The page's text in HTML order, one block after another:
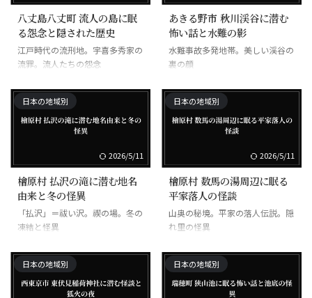
八丈島八丈町 流人の島に眠
る怨念と隠された歴史
江戸時代の流刑地。宇喜多秀家の
流罪。流人たちの怨念
あきる野市 秋川渓谷に潜む
怖い話と水難の影
水難事故多発地帯。美しい渓谷の
裏の顔
日本の地域別
2026/5/11
檜原村 払沢の滝に潜む地名
由来と冬の怪異
「払沢」＝祓い沢。禊の場。冬の
凍結と怪異
日本の地域別
2026/5/11
檜原村 数馬の湯周辺に眠る
平家落人の怪談
山奥の秘境。平家の落人伝説。隠
れ里の怪異
日本の地域別 日本の地域別